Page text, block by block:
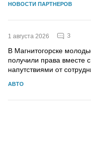
НОВОСТИ ПАРТНЕРОВ
1 августа 2026 3
В Магнитогорске
получили права вместе с
напутствиями от
АВТО